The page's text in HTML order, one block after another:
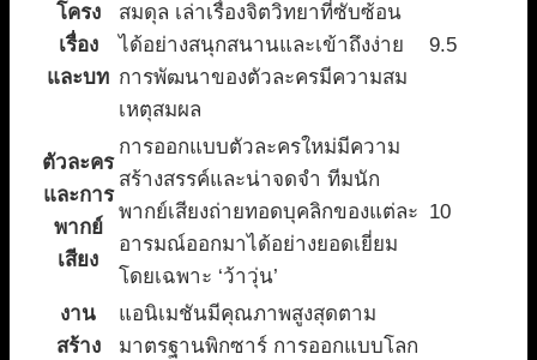
โครง
เรื่อง
และบท
สมดุล เล่าเรื่องจิตวิทยาที่ซับซ้อน
ได้อย่างสนุกสนานและเข้าถึงง่าย
การพัฒนาของตัวละครมีความสม
เหตุสมผล
9.5
ตัวละคร
และการ
พากย์
เสียง
การออกแบบตัวละครใหม่มีความ
สร้างสรรค์และน่าจดจำ ทีมนัก
พากย์เสียงถ่ายทอดบุคลิกของแต่ละ
อารมณ์ออกมาได้อย่างยอดเยี่ยม
โดยเฉพาะ ‘ว้าวุ่น’
10
งาน
สร้าง
แอนิเมชันมีคุณภาพสูงสุดตาม
มาตรฐานพิกซาร์ การออกแบบโลก